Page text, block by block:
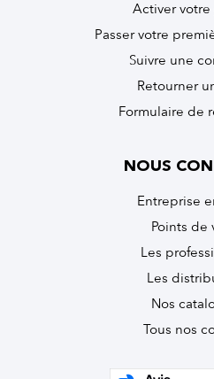
Activer votre
Passer votre
Suivre une
Retourner
Formulaire de
NOUS
Entreprise
Points de
Les
Les
Nos
Tous nos